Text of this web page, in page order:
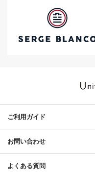
ご利用ガイド
お問い合わせ
よくある質問